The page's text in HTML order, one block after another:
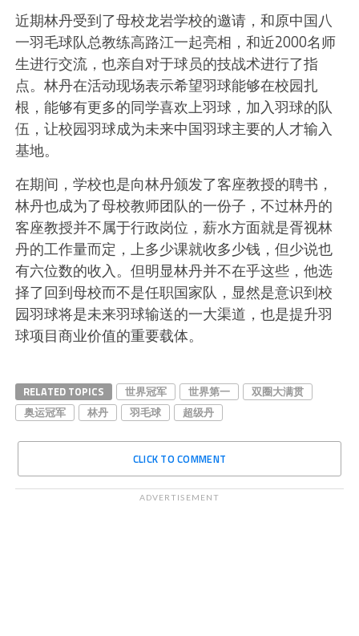
近期林丹受到了母校龙岩学校的邀请，和原中国八
一羽毛球队总教练高路江一起亮相，和近2000名师
生进行交流，也亲自对于球员的技战术进行了指
点。林丹在活动现场表示希望羽球能够在校园扎
根，能够有更多的同学喜欢上羽球，加入羽球的队
伍，让校园羽球成为未来中国羽球主要的人才输入
基地。
在期间，学校也是向林丹颁发了客座教授的聘书，
林丹也成为了母校教师团队的一份子，不过林丹的
客座教授并不属于行政岗位，薪水方面就是胥视林
丹的工作量而定，上多少课就收多少钱，但少说也
有六位数的收入。但明显林丹并不在乎这些，他选
择了回到母校而不是任职国家队，显然是意识到校
园羽球将是未来羽球输送的一大渠道，也是提升羽
球项目商业价值的重要载体。
RELATED TOPICS 世界冠军 世界第一
双圈大满贯
奥运冠军
林丹 羽毛球 超级丹
CLICK TO COMMENT
ADVERTISEMENT